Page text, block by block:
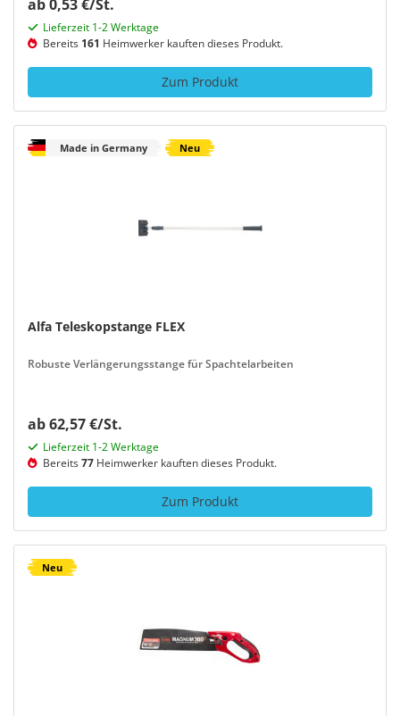
ab 0,53 €/St.
Lieferzeit 1-2 Werktage
Bereits 161 Heimwerker kauften dieses Produkt.
Zum Produkt
Made in Germany Neu
Alfa Teleskopstange FLEX
Robuste Verlängerungsstange für Spachtelarbeiten
ab 62,57 €/St.
Lieferzeit 1-2 Werktage
Bereits77 Heimwerker kauften dieses Produkt.
Zum Produkt
Neu